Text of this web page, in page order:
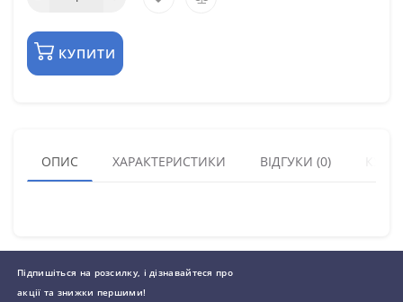
КУПИТИ
ОПИС ХАРАКТЕРИСТИКИ ВІДГУКИ (0)
Підпишіться на розсилку, і дізнавайтеся про
акції та знижки першими!